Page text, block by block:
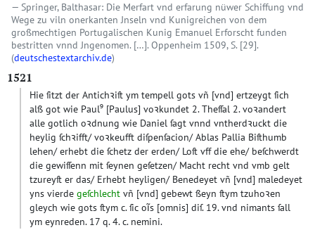
Springer, Balthasar: Die Merfart vnd erfarung nüwer Schiffung vnd
Wege zu viln onerkanten Jnseln vnd Kunigreichen von dem
großmechtigen Portugalischen Kunig Emanuel Erforscht funden
bestritten vnnd Jngenomen. […]. Oppenheim 1509, S. [29].
(deutschestextarchiv.de)
1521
Hie ſitzt der Antichꝛiſt ym tempell gots vñ [vnd] ertzeygt ſich
alß got wie Paul⁹ [Paulus] voꝛkundet 2. Theſſal 2. voꝛandert
alle gotlich oꝛdnung wie Daniel ſagt vnnd vntherdꝛuckt die
heylig ſchꝛifft/ voꝛkeufft diſpenſacion/ Ablas Pallia Biſthumb
lehen/ erhebt die ſchetz der erden/ Loſt vff die ehe/ beſchwerdt
die gewiſſenn mit ſeynen geſetzen/ Macht recht vnd vmb gelt
tzureyſt er das/ Erhebt heyligen/ Benedeyet vñ [vnd] maledeyet
yns vierde geſchlecht vñ [vnd] gebewt ßeyn ſtym tzuhoꝛen
gleych wie gots ſtym c. ſic oĩs [omnis] diſ. 19. vnd nimants ſall
ym eynreden. 17 q. 4. c. nemini.